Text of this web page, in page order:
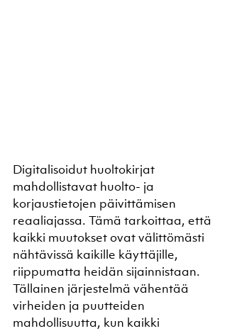
Digitalisoidut huoltokirjat
mahdollistavat huolto- ja
korjaustietojen päivittämisen
reaaliajassa. Tämä tarkoittaa, että
kaikki muutokset ovat välittömästi
nähtävissä kaikille käyttäjille,
riippumatta heidän sijainnistaan.
Tällainen järjestelmä vähentää
virheiden ja puutteiden
mahdollisuutta, kun kaikki